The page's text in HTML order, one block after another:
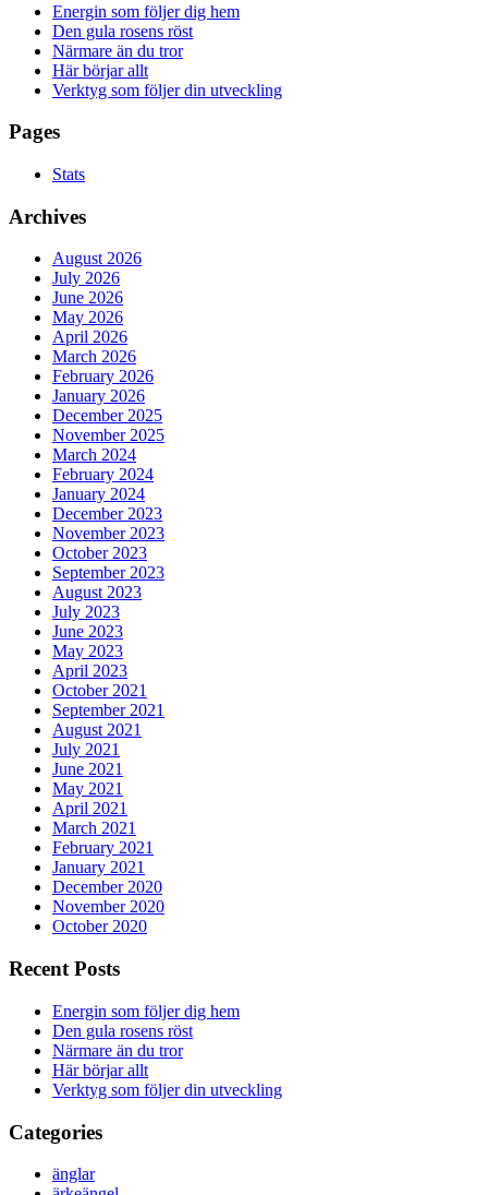
Energin som följer dig hem
Den gula rosens röst
Närmare än du tror
Här börjar allt
Verktyg som följer din utveckling
Pages
Stats
Archives
August 2026
July 2026
June 2026
May 2026
April 2026
March 2026
February 2026
January 2026
December 2025
November 2025
March 2024
February 2024
January 2024
December 2023
November 2023
October 2023
September 2023
August 2023
July 2023
June 2023
May 2023
April 2023
October 2021
September 2021
August 2021
July 2021
June 2021
May 2021
April 2021
March 2021
February 2021
January 2021
December 2020
November 2020
October 2020
Recent Posts
Energin som följer dig hem
Den gula rosens röst
Närmare än du tror
Här börjar allt
Verktyg som följer din utveckling
Categories
änglar